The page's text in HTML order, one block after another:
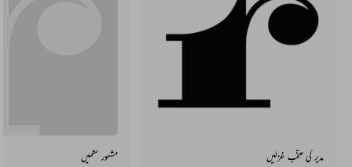
مدیر کی منتخب غزلیں مشہور نظمیں